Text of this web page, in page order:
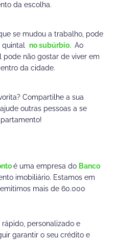
da escolha.
se mudou a trabalho, pode
quintal no subúrbio. Ao
não gostar de viver em
da cidade.
Compartilhe a sua
outras pessoas a se
é uma empresa do Banco
imobiliário. Estamos em
mais de 60.000
personalizado e
garantir o seu crédito e